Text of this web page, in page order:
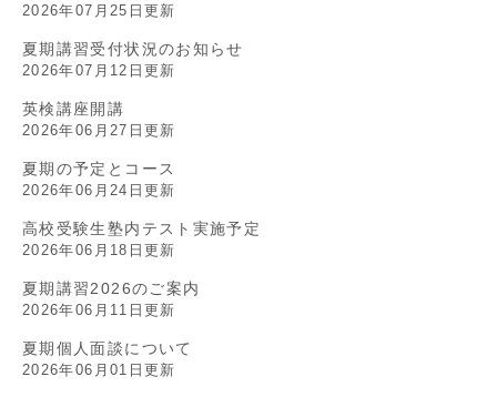
2026年07月25日更新
夏期講習受付状況のお知らせ
2026年07月12日更新
英検講座開講
2026年06月27日更新
夏期の予定とコース
2026年06月24日更新
高校受験生塾内テスト実施予定
2026年06月18日更新
夏期講習2026のご案内
2026年06月11日更新
夏期個人面談について
2026年06月01日更新